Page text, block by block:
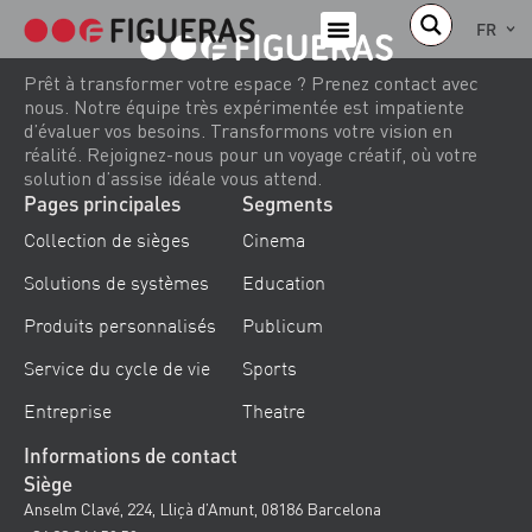
FR
Prêt à transformer votre espace ? Prenez contact avec
nous. Notre équipe très expérimentée est impatiente
d’évaluer vos besoins. Transformons votre vision en
réalité. Rejoignez-nous pour un voyage créatif, où votre
solution d’assise idéale vous attend.
Pages principales
Collection de sièges
Solutions de systèmes
Produits personnalisés
Service du cycle de vie
Entreprise
Segments
Cinema
Education
Publicum
Sports
Theatre
Informations de contact
Siège
Anselm Clavé, 224, Lliçà d’Amunt, 08186 Barcelona